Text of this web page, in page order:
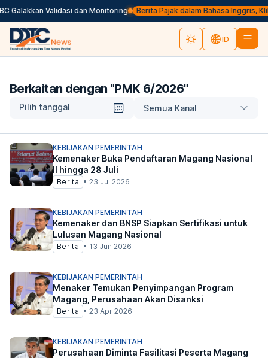
Galakkan Validasi dan Monitoring Berita Pajak dalam Bahasa Inggris, Klik
ID
Berkaitan dengan "PMK 6/2026"
Pilih tanggal Semua Kanal
KEBIJAKAN PEMERINTAH
Kemenaker Buka Pendaftaran Magang Nasional
II hingga 28 Juli
Berita • 23 Jul 2026
KEBIJAKAN PEMERINTAH
Kemenaker dan BNSP Siapkan Sertifikasi untuk
Lulusan Magang Nasional
Berita • 13 Jun 2026
KEBIJAKAN PEMERINTAH
Menaker Temukan Penyimpangan Program
Magang, Perusahaan Akan Disanksi
Berita • 23 Apr 2026
KEBIJAKAN PEMERINTAH
Perusahaan Diminta Fasilitasi Peserta Magang